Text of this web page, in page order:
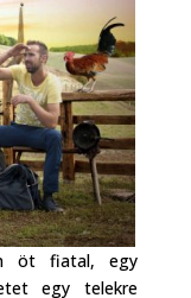
öt fiatal, egy
egy telekre